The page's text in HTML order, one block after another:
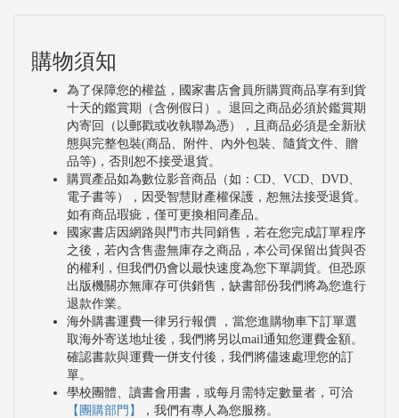
購物須知
為了保障您的權益，國家書店會員所購買商品享有到貨
十天的鑑賞期（含例假日）。退回之商品必須於鑑賞期
內寄回（以郵戳或收執聯為憑），且商品必須是全新狀
態與完整包裝(商品、附件、內外包裝、隨貨文件、贈
品等)，否則恕不接受退貨。
購買產品如為數位影音商品（如：CD、VCD、DVD、
電子書等），因受智慧財產權保護，恕無法接受退貨。
如有商品瑕疵，僅可更換相同產品。
國家書店因網路與門市共同銷售，若在您完成訂單程序
之後，若內含售盡無庫存之商品，本公司保留出貨與否
的權利，但我們仍會以最快速度為您下單調貨。但恐原
出版機關亦無庫存可供銷售，缺書部份我們將為您進行
退款作業。
海外購書運費一律另行報價 ，當您進購物車下訂單選
取海外寄送地址後，我們將另以mail通知您運費金額。
確認書款與運費一併支付後，我們將儘速處理您的訂
單。
學校團體、讀書會用書，或每月需特定數量者，可洽
【團購部門】
，我們有專人為您服務。